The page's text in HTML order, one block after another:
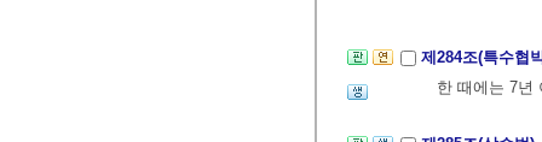
제284조(특수협
한 때에는 7년